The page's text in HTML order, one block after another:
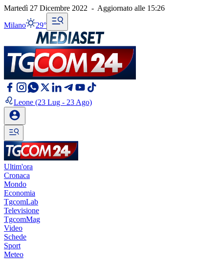
Martedì 27 Dicembre 2022 - Aggiornato alle 15:26
Milano 29°
Leone (23 Lug - 23 Ago)
Ultim'ora
Cronaca
Mondo
Economia
TgcomLab
Televisione
TgcomMag
Video
Schede
Sport
Meteo